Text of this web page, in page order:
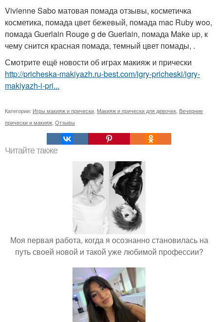
Vivienne Sabo матовая помада отзывы, косметичка
косметика, помада цвет бежевый, помада mac Ruby woo,
помада Guerlain Rouge g de Guerlain, помада Make up, к
чему снится красная помада, темный цвет помады, .
Смотрите ещё новости об играх макияж и прически
http://pricheska-makiyazh.ru-best.com/igry-pricheski/igry-
makiyazh-i-pri...
Категории: Игры макияж и прически Макияж и прически для девочек Вечерние
прически и макияж Отзывы
Читайте также
Моя первая работа, когда я осознанно становилась на
путь своей новой и такой уже любимой профессии?